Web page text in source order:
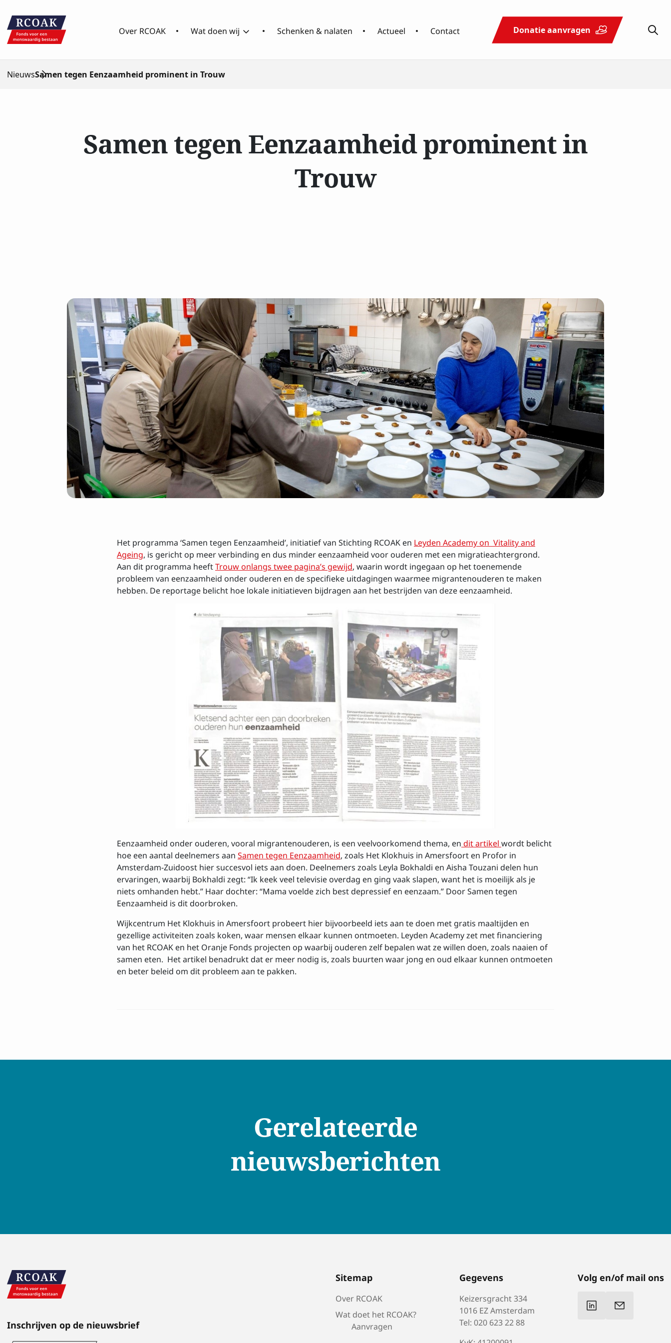
Over RCOAK Wat doen wij Schenken & nalaten Actueel Contact Donatie aanvragen
NieuwsSamen tegen Eenzaamheid prominent in Trouw
Samen tegen Eenzaamheid prominent in
Trouw
Het programma ‘Samen tegen Eenzaamheid’, initiatief van Stichting RCOAK en Leyden Academy on Vitality and
Ageing, is gericht op meer verbinding en dus minder eenzaamheid voor ouderen met een migratieachtergrond.
Aan dit programma heeftTrouw onlangs twee pagina’s gewijd, waarin wordt ingegaan op het toenemende
probleem van eenzaamheid onder ouderen en de specifieke uitdagingen waarmee migrantenouderen te maken
hebben. De reportage belicht hoe lokale initiatieven bijdragen aan het bestrijden van deze eenzaamheid.
Eenzaamheid onder ouderen, vooral migrantenouderen, is een veelvoorkomend thema, endit artikelwordt belicht
hoe een aantal deelnemers aanSamen tegen Eenzaamheid, zoals Het Klokhuis in Amersfoort en Profor in
Amsterdam-Zuidoost hier succesvol iets aan doen. Deelnemers zoals Leyla Bokhaldi en Aisha Touzani delen hun
ervaringen, waarbij Bokhaldi zegt: “Ik keek veel televisie overdag en ging vaak slapen, want het is moeilijk als je
niets omhanden hebt.” Haar dochter: “Mama voelde zich best depressief en eenzaam.” Door Samen tegen
Eenzaamheid is dit doorbroken.
Wijkcentrum Het Klokhuis in Amersfoort probeert hier bijvoorbeeld iets aan te doen met gratis maaltijden en
gezellige activiteiten zoals koken, waar mensen elkaar kunnen ontmoeten. Leyden Academy zet met financiering
van het RCOAK en het Oranje Fonds projecten op waarbij ouderen zelf bepalen wat ze willen doen, zoals naaien of
samen eten. Het artikel benadrukt dat er meer nodig is, zoals buurten waar jong en oud elkaar kunnen ontmoeten
en beter beleid om dit probleem aan te pakken.
Gerelateerde
nieuwsberichten
Inschrijven op de nieuwsbrief
Achtenaam
E-mailadres
Ik ga akkoord met de voorwaarden
Inschrijven
Inschrijven op de nieuwsbrief
Sitemap
Over RCOAK
Wat doet het RCOAK?
Aanvragen
Gegevens
Keizersgracht 334
1016 EZ Amsterdam
Tel: 020 623 22 88
Volg en/of mail ons